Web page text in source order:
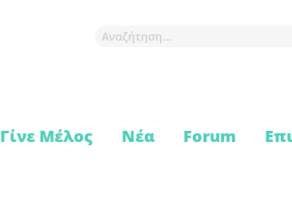
Γίνε Μέλος Νέα Forum